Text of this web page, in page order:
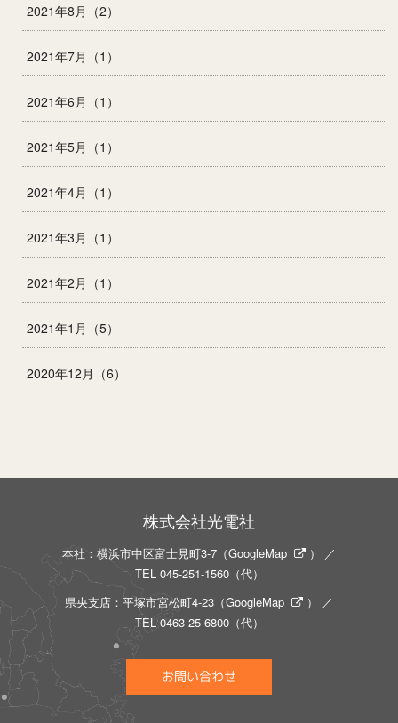
2021年8月（2）
2021年7月（1）
2021年6月（1）
2021年5月（1）
2021年4月（1）
2021年3月（1）
2021年2月（1）
2021年1月（5）
2020年12月（6）
株式会社光電社
本社：横浜市中区富士見町3-7（GoogleMap
） ／
TEL 045-251-1560（代）
県央支店：平塚市宮松町4-23（GoogleMap
） ／
TEL0463-25-6800（代）
お問い合わせ